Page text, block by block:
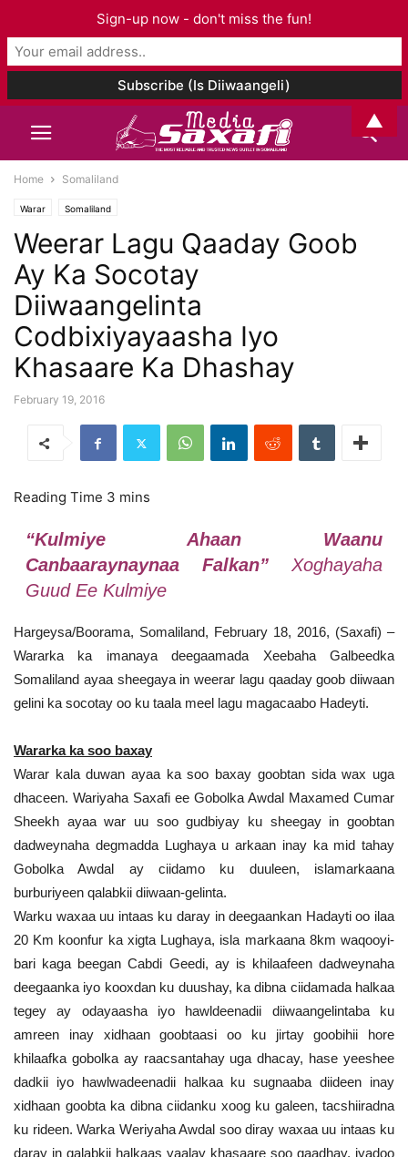
Home Somaliland
Warar Somaliland
Weerar Lagu Qaaday Goob
Ay Ka Socotay
Diiwaangelinta
Codbixiyayaasha Iyo
Khasaare Ka Dhashay
February 19, 2016
“Kulmiye Ahaan Waanu
Canbaaraynaynaa Falkan” Xoghayaha
Guud Ee Kulmiye
Hargeysa/Boorama, Somaliland, February 18, 2016, (Saxafi) –
Wararka ka imanaya deegaamada Xeebaha Galbeedka
Somaliland ayaa sheegaya in weerar lagu qaaday goob diiwaan
gelini ka socotay oo ku taala meel lagu magacaabo Hadeyti.
Wararka ka soo baxay
Warar kala duwan ayaa ka soo baxay goobtan sida wax uga
dhaceen. Wariyaha Saxafi ee Gobolka Awdal Maxamed Cumar
Sheekh ayaa war uu soo gudbiyay ku sheegay in goobtan
dadweynaha degmadda Lughaya u arkaan inay ka mid tahay
Gobolka Awdal ay ciidamo ku duuleen, islamarkaana
burburiyeen qalabkii diiwaan-gelinta.
Warku waxaa uu intaas ku daray in deegaankan Hadayti oo ilaa
20 Km koonfur ka xigta Lughaya, isla markaana 8km waqooyi-
bari kaga beegan Cabdi Geedi, ay is khilaafeen dadweynaha
deegaanka iyo kooxdan ku duushay, ka dibna ciidamada halkaa
tegey ay odayaasha iyo hawldeenadii diiwaangelintaba ku
amreen inay xidhaan goobtaasi oo ku jirtay goobihii hore
khilaafka gobolka ay raacsantahay uga dhacay, hase yeeshee
dadkii iyo hawlwadeenadii halkaa ku sugnaaba diideen inay
xidhaan goobta ka dibna ciidanku xoog ku galeen, tacshiiradna
ku rideen. Warka Weriyaha Awdal soo diray waxaa uu intaas ku
daray in qalabkii halkaas yaalay khasaare soo gaadhay, iyadoo
Sign-up now - don't miss the fun!
▲